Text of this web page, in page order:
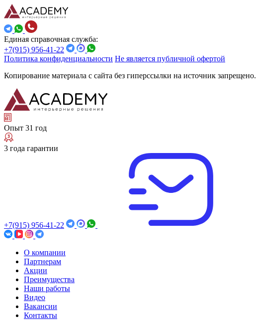
Единая справочная служба:
+7(915) 956-41-22
Политика конфиденциальности Не является публичной офертой
Копирование материала с сайта без гиперссылки на источник запрещено.
Опыт 31 год
3 года гарантии
+7(915) 956-41-22
О компании
Партнерам
Акции
Преимущества
Наши работы
Видео
Вакансии
Контакты